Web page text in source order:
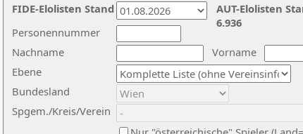
Nachname
Vorname
Ebene
Personennummer
Bundesland
Spgem./Kreis/Verein
AUT-Elolisten
6.936
FIDE-Elolisten Stand